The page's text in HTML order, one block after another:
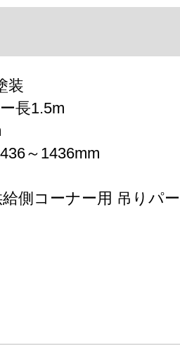
装
長1.5m
～1436mm
側コーナー用 吊りパ